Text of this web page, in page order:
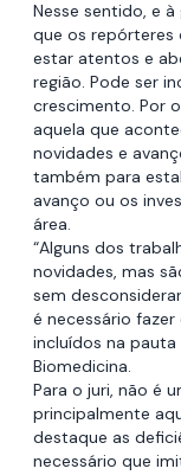
Nesse sentido, e
que os repórteres
estar atentos e
região. Pode ser
crescimento. Por
aquela que
novidades e
também para
avanço ou os
área.
“Alguns dos
novidades, mas
sem
é necessário
incluídos na
Biomedicina.
Para o juri, não é
principalmente
destaque as
necessário que